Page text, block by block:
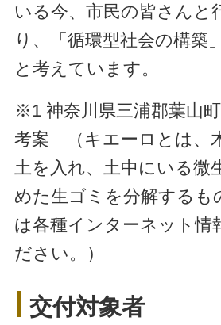
いる今、市民の皆さんと
り、「循環型社会の構築
と考えています。
※1 神奈川県三浦郡葉山
考案 （キエーロとは、
土を入れ、土中にいる微
めた生ゴミを分解するも
は各種インターネット情
ださい。）
交付対象者